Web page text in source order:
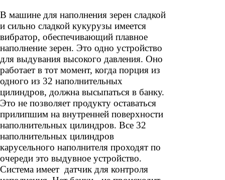
В машине для наполнения зерен сладкой
и сильно сладкой кукурузы имеется
вибратор, обеспечивающий плавное
наполнение зерен. Это одно устройство
для выдувания высокого давления. Оно
работает в тот момент, когда порция из
одного из 32 наполнительных
цилиндров, должна высыпаться в банку.
Это не позволяет продукту оставаться
прилипшим на внутренней поверхности
наполнительных цилиндров. Все 32
наполнительных цилиндров
карусельного наполнителя проходят по
очереди это выдувное устройство.
Система имеет датчик для контроля